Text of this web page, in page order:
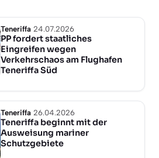
Teneriffa 24.07.2026
PP fordert staatliches
Eingreifen wegen
Verkehrschaos am Flughafen
Teneriffa Süd
Teneriffa 26.04.2026
Teneriffa beginnt mit der
Ausweisung mariner
Schutzgebiete